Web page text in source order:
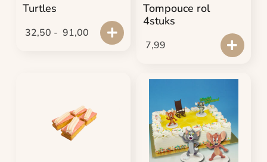
Turtles
32,50 - 91,00
Tompouce rol
4stuks
7,99